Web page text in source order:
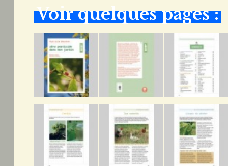
Voir quelques pages :